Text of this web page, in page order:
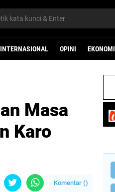
INTERNASIONAL OPINI EKONOMI
Masa
Karo
Komentar ()